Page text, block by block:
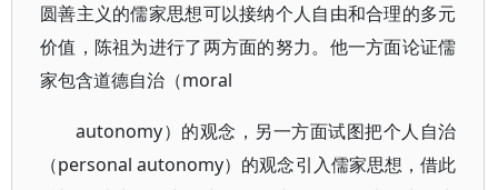
圆善主义的儒家思想可以接纳个人自由和合理的多元
价值，陈祖为进行了两方面的努力。他一方面论证儒
家包含道德自治（moral
autonomy）的观念，另一方面试图把个人自治
（personal autonomy）的观念引入儒家思想，借此